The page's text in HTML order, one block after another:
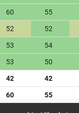
60 55
52 52
53 54
53 50
42 42
60 55